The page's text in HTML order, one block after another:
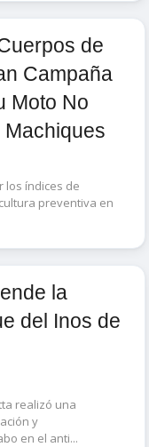
de
Campaña
Moto No
los índices de
preventiva en
la
del Inos de
realizó una
y
en el anti...